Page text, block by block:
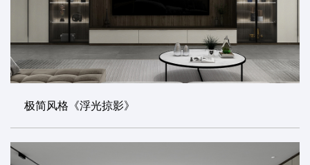
极简风格《浮光掠影》